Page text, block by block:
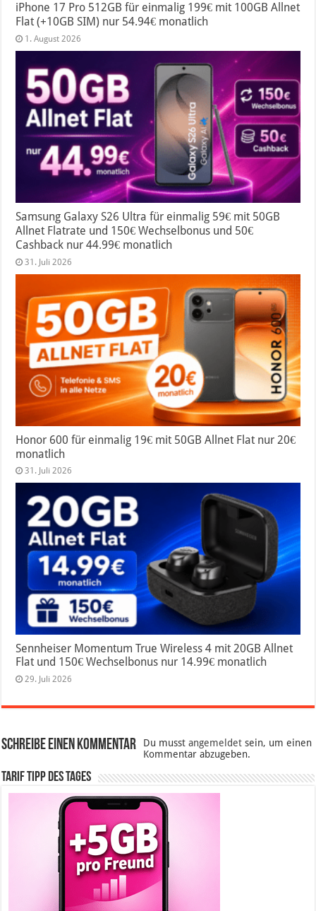
iPhone 17 Pro 512GB für einmalig 199€ mit 100GB Allnet
Flat (+10GB SIM) nur 54.94€ monatlich
1. August 2026
Samsung Galaxy S26 Ultra für einmalig 59€ mit 50GB
Allnet Flatrate und 150€ Wechselbonus und 50€
Cashback nur 44.99€ monatlich
31. Juli 2026
Honor 600 für einmalig 19€ mit 50GB Allnet Flat nur 20€
monatlich
31. Juli 2026
Sennheiser Momentum True Wireless 4 mit 20GB Allnet
Flat und 150€ Wechselbonus nur 14.99€ monatlich
29. Juli 2026
Schreibe einen Kommentar Du musstangemeldet sein, um einen
Kommentar abzugeben.
Tarif Tipp des Tages